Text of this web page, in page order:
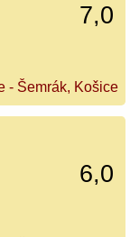
7,0
- Šemrák, Košice
6,0